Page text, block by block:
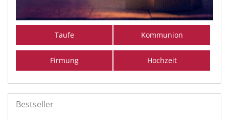
Taufe Kommunion
Firmung Hochzeit
Bestseller